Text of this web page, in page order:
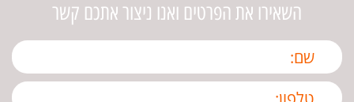
השאירו את הפרטים ואנו ניצור אתכם קשר